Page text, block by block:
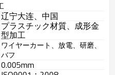
辽宁大连、中国
プラスチック材質、成形金
型加工
ワイヤーカート、放電、研磨、
バフ
0.005mm